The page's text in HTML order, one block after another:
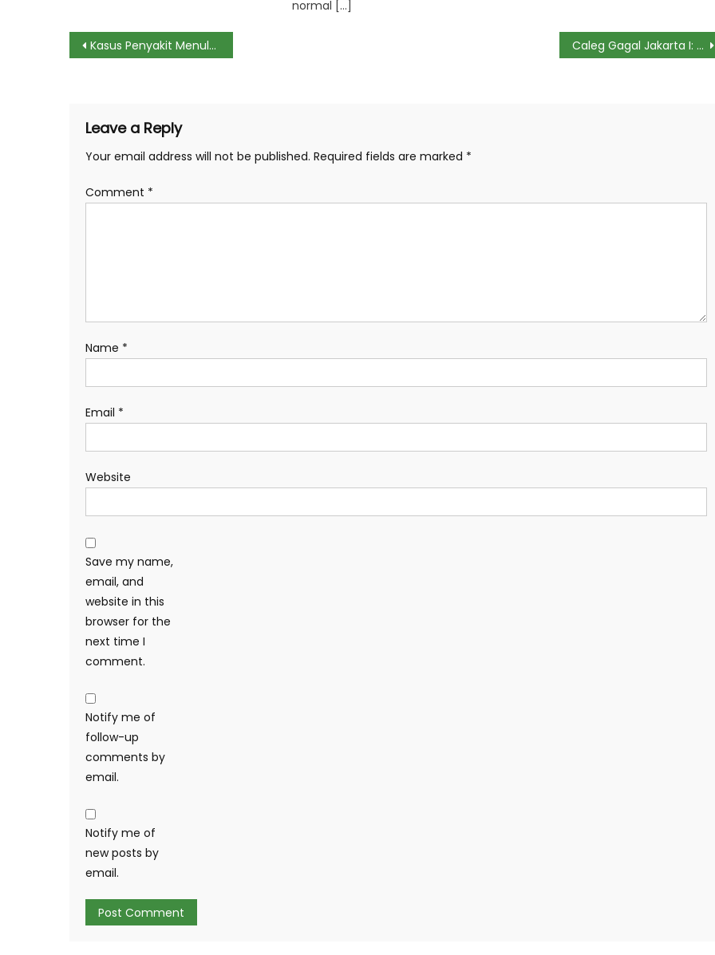
normal […]
Post
Kasus Penyakit Menular Seks Melonjak di Eropa, Inikah Pemicunya? Caleg Gagal Jakarta I: Menpora Dito, Faldo Maldini, Yusuf Mansur, Hingga Aiman
Leave a Reply
Your email address will not be published. Required fields are marked *
Comment *
Name *
Email *
Website
Save my name,
email, and
website in this
browser for the
next time I
comment.
Notify me of
follow-up
comments by
email.
Notify me of
new posts by
email.